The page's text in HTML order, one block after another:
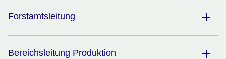
Forstamtsleitung
Bereichsleitung Produktion